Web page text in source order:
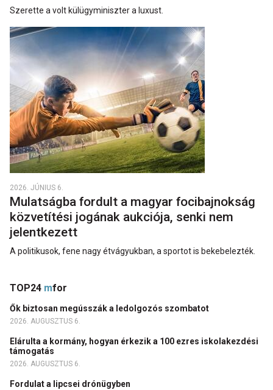
Szerette a volt külügyminiszter a luxust.
2026. JÚNIUS 6.
Mulatságba fordult a magyar focibajnokság
közvetítési jogának aukciója, senki nem
jelentkezett
A politikusok, fene nagy étvágyukban, a sportot is bekebelezték.
TOP24 mfor
Ők biztosan megússzák a ledolgozós szombatot
2026. AUGUSZTUS 6.
Elárulta a kormány, hogyan érkezik a 100 ezres iskolakezdési
támogatás
2026. AUGUSZTUS 6.
Fordulat a lipcsei drónügyben